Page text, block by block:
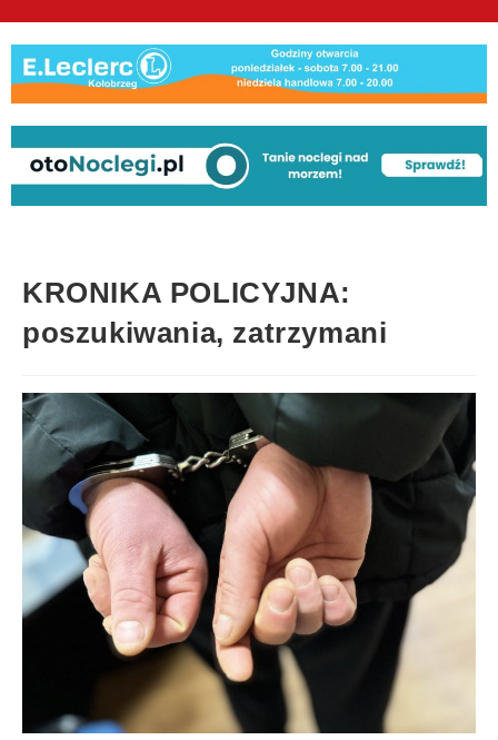
KRONIKA POLICYJNA:
poszukiwania, zatrzymani